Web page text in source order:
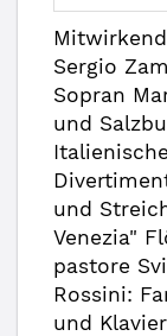
Sergio
Sopran
und
und
Venezia"
pastore
Rossini:
und